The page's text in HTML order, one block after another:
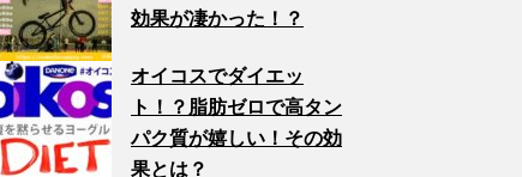
効果が凄かった！？
オイコスでダイエッ
ト！？脂肪ゼロで高タン
パク質が嬉しい！その効
果とは？